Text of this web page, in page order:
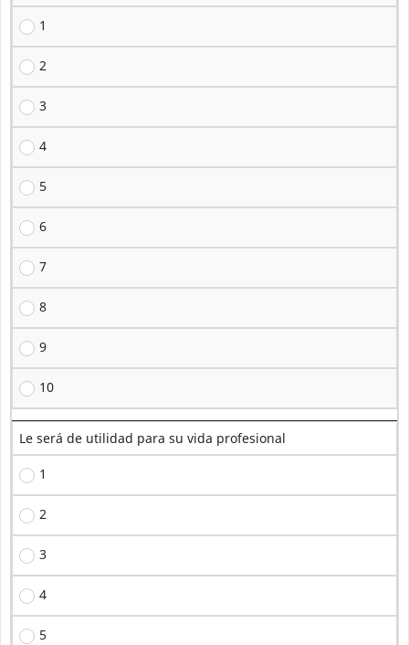
1
2
3
4
5
6
7
8
9
10
Le será de utilidad para su vida profesional
1
2
3
4
5